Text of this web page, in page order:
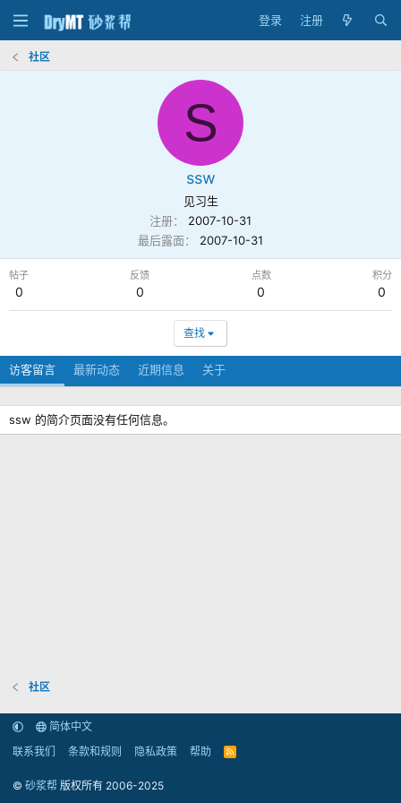
登录 注册
社区
S
ssw
见习生
注册
2007-10-31
最后露面
2007-10-31
帖子
0
反馈
0
点数
0
积分
0
查找
访客留言 最新动态 近期信息 关于
ssw 的简介页面没有任何信息。
社区
简体中文
联系我们
条款和规则 隐私政策 帮助
R
© 砂浆帮 版权所有 2006-2025